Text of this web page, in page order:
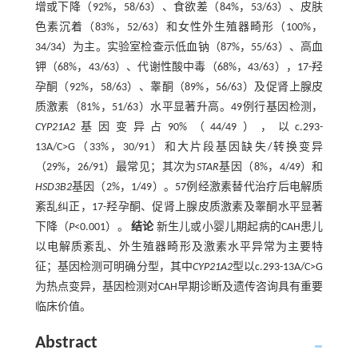
增或下降（92%，58/63）、食欲差（84%，53/63）、皮肤
色素沉着（83%，52/63）和女性外生殖器畸形（100%，
34/34）为主。实验室检查示低血钠（87%，55/63）、高血
钾（68%，43/63）、代谢性酸中毒（68%，43/63），17-羟
孕酮（92%，58/63）、睾酮（89%，56/63）及促肾上腺皮
质激素（81%，51/63）水平显著升高。49例行基因检测，
CYP21A2基因变异占90%（44/49），以c.293-
13A/C>G（33%，30/91）和大片段基因缺失/转换变异
（29%，26/91）最常见；其次为STAR基因（8%，4/49）和
HSD3B2基因（2%，1/49）。57例经激素替代治疗后电解质
紊乱纠正，17-羟孕酮、促肾上腺皮质激素及睾酮水平显著
下降（P<0.001）。结论新生儿或小婴儿期起病的CAH患儿
以电解质紊乱、外生殖器畸形及激素水平异常为主要特
征；基因检测可明确分型，其中CYP21A2型以c.293-13A/C>G
为热点变异，基因检测对CAH早期诊断及遗传咨询具有重要
临床价值。
Abstract